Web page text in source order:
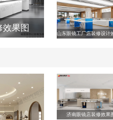
果图
山东眼镜工厂店装修设计
济南眼镜店装修效果